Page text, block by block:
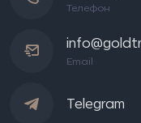
Телефон
Email
Telegram